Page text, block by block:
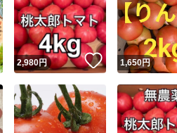
いいね！
2,980円 いいね！
1,650円